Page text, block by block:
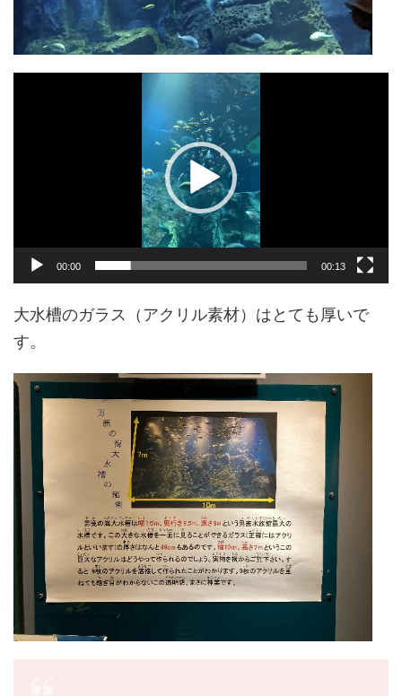
00:00 00:13
大水槽のガラス（アクリル素材）はとても厚いで
す。